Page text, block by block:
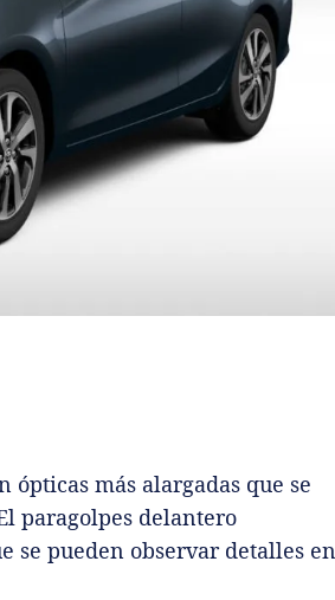
más alargadas que se
paragolpes delantero
se pueden observar detalles en